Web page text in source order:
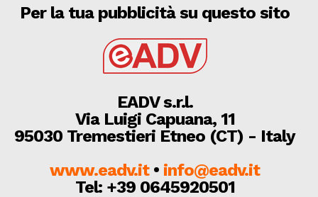
Per la tua pubblicità su questo sito
EADV s.r.l.
Via Luigi Capuana, 11
95030 Tremestieri Etneo (CT) - Italy
www.eadv.it• info@eadv.it
Tel: +39 0645920501